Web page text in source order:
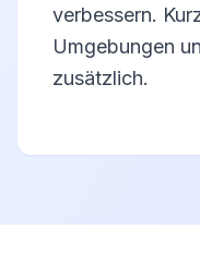
verbessern.
Umgebungen
zusätzlich.